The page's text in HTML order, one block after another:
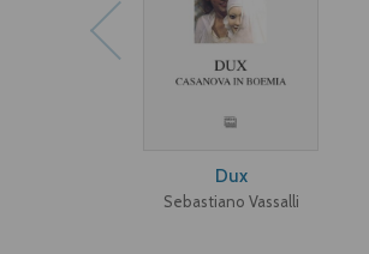
Dux
Sebastiano Vassalli